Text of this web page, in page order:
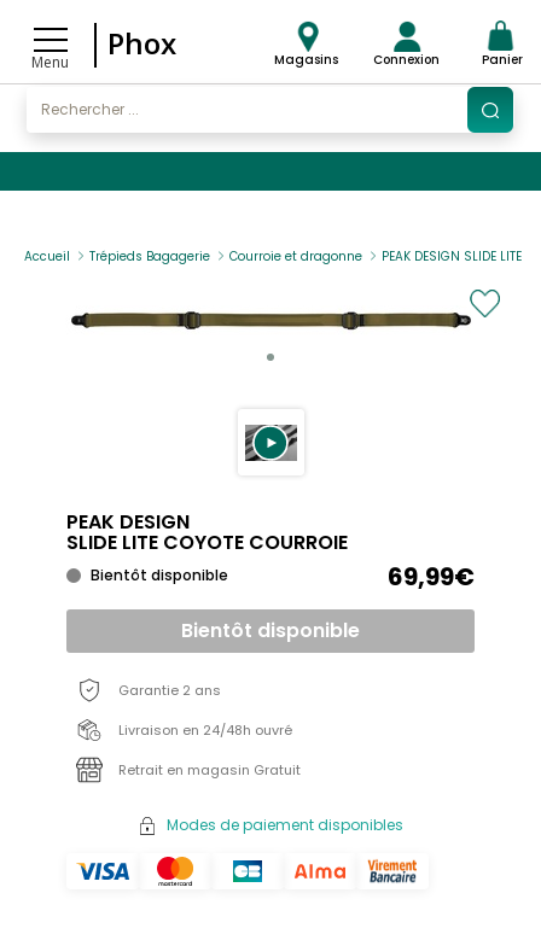
Menu
Phox Magasins Connexion Panier
Accueil Trépieds Bagagerie Courroie et dragonne PEAK DESIGN SLIDE LITE
PEAK DESIGN
SLIDE LITE COYOTE COURROIE
Bientôt disponible 69,99€
Bientôt disponible
Garantie 2 ans
Livraison en 24/48h ouvré
Retrait en magasin Gratuit
Modes de paiement disponibles